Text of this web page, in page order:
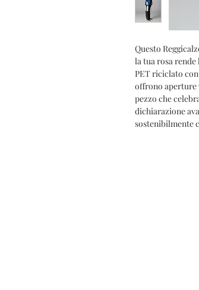
Questo
la tua rosa
PET riciclato
offrono aperture
pezzo che
dichiarazione
sostenibilmente